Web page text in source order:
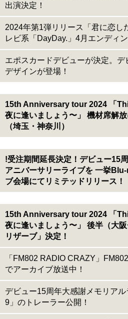
出演決定！
2024年第1弾リリース「君に恋し
レビ系「DayDay.」4月エンディ
エポスカードデビューが決定。
デザインが登場！
15th Anniversary tour 2024 「
夜に逢いましょう〜」 機材席解
（埼玉・神奈川）
!受注期間延長決定！デビュー15
アニバーサリーライブを 一挙
ブ会場にてリミテッドリリース！
15th Anniversary tour 2024 「
夜に逢いましょう〜」 後半（大
リザーブ」決定！
「FM802 RADIO CRAZY」
でアーカイブ放送中！
デビュー15周年大感謝メモリア
9」のトレーラー公開！